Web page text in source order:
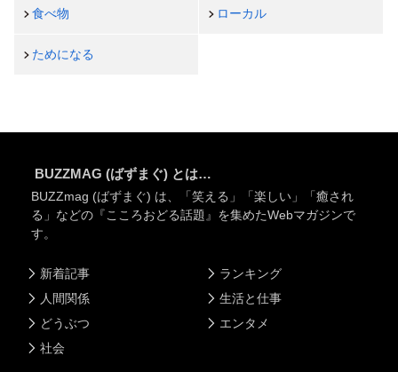
食べ物 ローカル
ためになる
BUZZMAG (ばずまぐ) とは…
BUZZmag (ばずまぐ) は、「笑える」「楽しい」「癒され
る」などの『こころおどる話題』を集めたWebマガジンで
す。
新着記事
人間関係
どうぶつ
社会
ランキング
生活と仕事
エンタメ